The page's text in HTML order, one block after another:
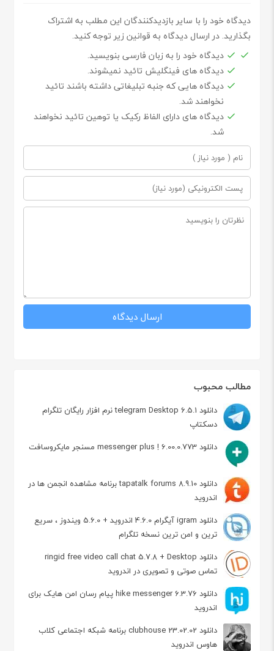
مطالب محبوب
دانلود telegram Desktop 6.5.1 نرم افزار رایگان تلگرام
دسکتاپ
دانلود messenger plus ! 6.00.0.773 مسنجر مایکروسافت
دانلود tapatalk forums 8.9.10 برنامه مشاهده انجمن ها در
اندروید
دانلود igram آیگرام 4.6.0 اندروید + 5.6.0 ویندوز ، سریع
ترین و امن ترین نسخه تلگرام
دانلود ringid free video call chat 5.7.8 + Desktop
تماس صوتی و تصویری در اندروید
دانلود hike messenger 6.3.76 پیام‌ رسان‌ امن هایک برای
اندروید
دانلود clubhouse 23.02.02 برنامه شبکه اجتماعی کلاب
هاوس اندروید
دیدگاه خود را با سایر بازدیدکنندگان این مطلب به اشتراک
بگذارید. در ارسال دیدگاه به قوانین زیر توجه کنید.
دیدگاه خود را به زبان فارسی بنویسید.
دیدگاه های فینگلیش تائید نمیشوند.
دیدگاه هایی که جنبه تبلیغاتی داشته باشند تائید
نخواهند شد.
دیدگاه های دارای الفاظ رکیک یا توهین تائید نخواهند
شد.